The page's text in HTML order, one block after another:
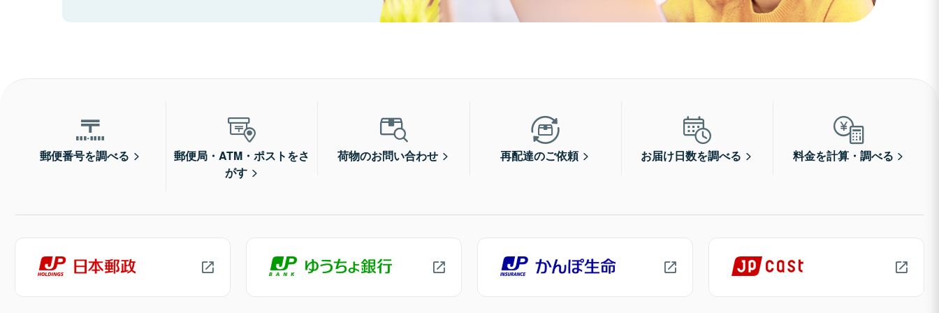
郵便番号を調べる
郵便局・ATM・ポストをさ
がす
荷物のお問い合わせ 再配達のご依頼 お届け日数を調べる 料金を計算・調べる